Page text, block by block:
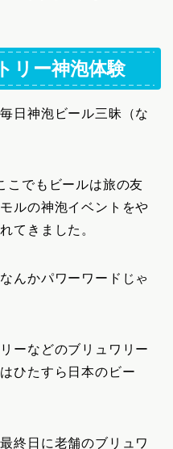
リー神泡体験
日神泡ビール三昧（な
こでもビールは旅の友
ルの神泡イベントをや
てきました。
んかパワーワードじゃ
ーなどのブリュワリー
ひたすら日本のビー
終日に老舗のブリュワ